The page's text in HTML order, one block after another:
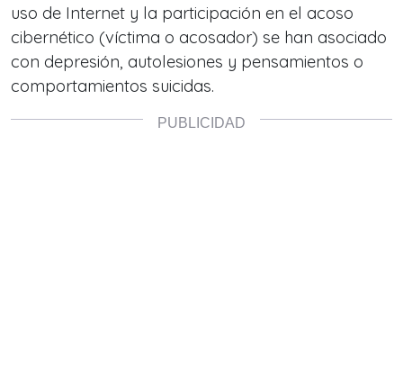
uso de Internet y la participación en el acoso
cibernético (víctima o acosador) se han asociado
con depresión, autolesiones y pensamientos o
comportamientos suicidas.